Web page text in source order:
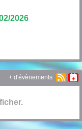
2026
+ d'évènements